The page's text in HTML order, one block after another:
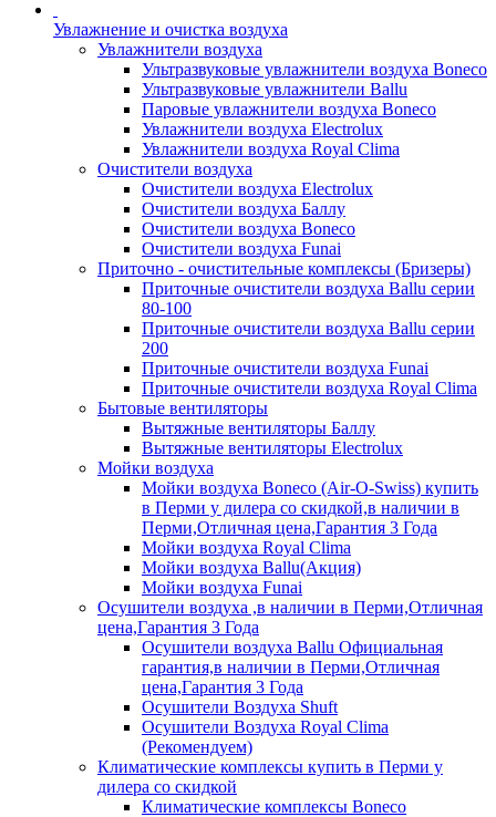
Увлажнение и очистка воздуха
Увлажнители воздуха
Ультразвуковые увлажнители воздуха Boneco
Ультразвуковые увлажнители Ballu
Паровые увлажнители воздуха Boneco
Увлажнители воздуха Electrolux
Увлажнители воздуха Royal Clima
Очистители воздуха
Очистители воздуха Electrolux
Очистители воздуха Баллу
Очистители воздуха Boneco
Очистители воздуха Funai
Приточно - очистительные комплексы (Бризеры)
Приточные очистители воздуха Ballu серии
80-100
Приточные очистители воздуха Ballu серии
200
Приточные очистители воздуха Funai
Приточные очистители воздуха Royal Clima
Бытовые вентиляторы
Вытяжные вентиляторы Баллу
Вытяжные вентиляторы Electrolux
Мойки воздуха
Мойки воздуха Boneco (Air-O-Swiss) купить
в Перми у дилера со скидкой,в наличии в
Перми,Отличная цена,Гарантия 3 Года
Мойки воздуха Royal Clima
Мойки воздуха Ballu(Акция)
Мойки воздуха Funai
Осушители воздуха ,в наличии в Перми,Отличная
цена,Гарантия 3 Года
Осушители воздуха Ballu Официальная
гарантия,в наличии в Перми,Отличная
цена,Гарантия 3 Года
Осушители Воздуха Shuft
Осушители Воздуха Royal Clima
(Рекомендуем)
Климатические комплексы купить в Перми у
дилера со скидкой
Климатические комплексы Boneсo